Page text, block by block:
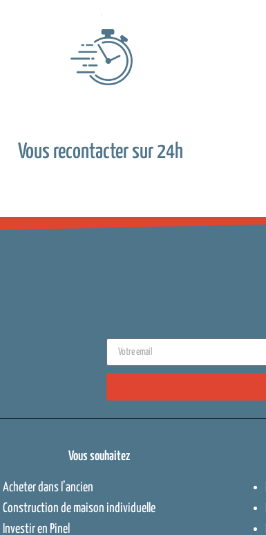
Vous recontacter sur 24h
Vous souhaitez
Acheter dans l’ancien
Construction de maison individuelle
Investir en Pinel